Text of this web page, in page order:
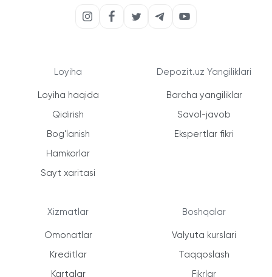
Loyiha
Loyiha haqida
Qidirish
Bog'lanish
Hamkorlar
Sayt xaritasi
Xizmatlar
Omonatlar
Kreditlar
Kartalar
Depozit.uz Yangiliklari
Barcha yangiliklar
Savol-javob
Ekspertlar fikri
Boshqalar
Valyuta kurslari
Taqqoslash
Fikrlar